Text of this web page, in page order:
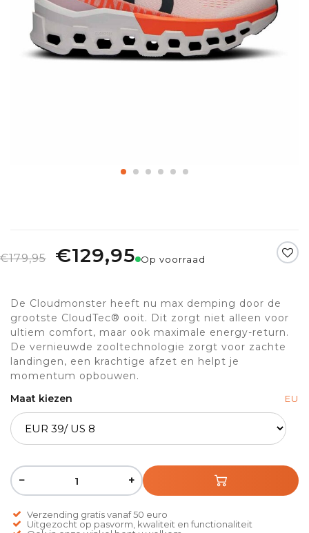
€179,95 €129,95 Op voorraad
De Cloudmonster heeft nu max demping door de
grootste CloudTec® ooit. Dit zorgt niet alleen voor
ultiem comfort, maar ook maximale energy-return.
De vernieuwde zooltechnologie zorgt voor zachte
landingen, een krachtige afzet en helpt je
momentum opbouwen.
Maat kiezen
EU
− +
Verzending gratis vanaf 50 euro
Uitgezocht op pasvorm, kwaliteit en functionaliteit